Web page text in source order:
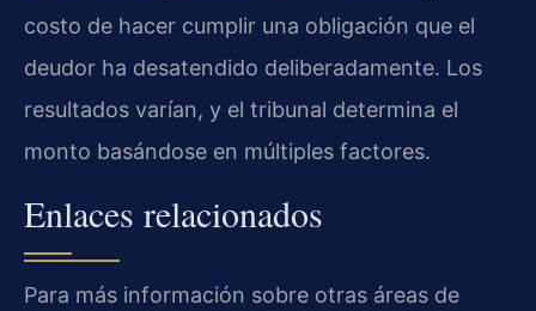
costo de hacer cumplir una obligación que el
deudor ha desatendido deliberadamente. Los
resultados varían, y el tribunal determina el
monto basándose en múltiples factores.
Enlaces relacionados
Para más información sobre otras áreas de